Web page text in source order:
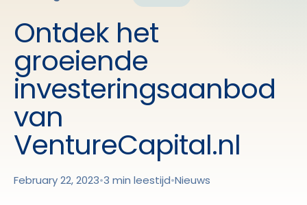
Ontdek het
groeiende
investeringsaanbod
van
VentureCapital.nl
February 22, 2023•3 min leestijd•Nieuws